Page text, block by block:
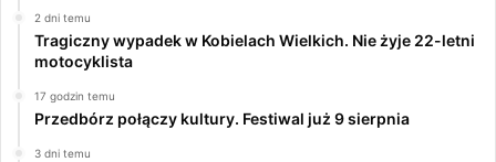
2 dni temu
Tragiczny wypadek w Kobielach Wielkich. Nie żyje 22-letni
motocyklista
17 godzin temu
Przedbórz połączy kultury. Festiwal już 9 sierpnia
3 dni temu